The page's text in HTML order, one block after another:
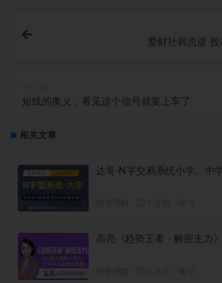
爱财社韩忠彦
短线的奥义，看见这个信号就要上车了
相关文章
达哥-N字交易系统小学、中
高亮《趋势王者・解密主力